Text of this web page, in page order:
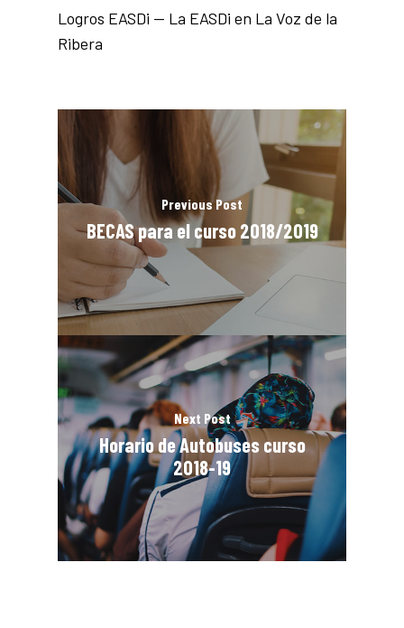
Logros EASDi — La EASDi en La Voz de la
Ribera
Previous Post
BECAS para el curso 2018/2019
Next Post
Horario de Autobuses curso
2018-19